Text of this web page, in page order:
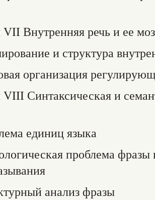
Внутренняя речь и ее
и структура
организация
Синтаксическая и
единиц языка
проблема
анализ фразы